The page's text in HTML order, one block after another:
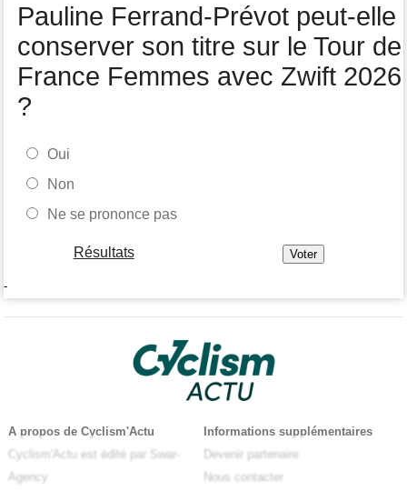
Pauline Ferrand-Prévot peut-elle
conserver son titre sur le Tour de
France Femmes avec Zwift 2026
?
Oui
Non
Ne se prononce pas
Résultats
-
A propos de Cyclism'Actu
Cyclism'Actu est édité par Swar-
Agency
Informations supplémentaires
Devenir partenaire
Nous contacter